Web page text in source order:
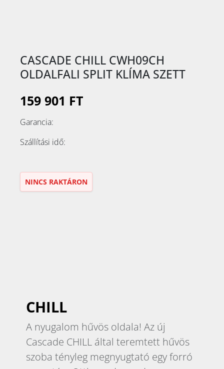
CASCADE CHILL CWH09CH
OLDALFALI SPLIT KLÍMA SZETT
159 901 FT
Garancia:
Szállítási idő:
NINCS RAKTÁRON
CHILL
A nyugalom hűvös oldala! Az új
Cascade CHILL által teremtett hűvös
szoba tényleg megnyugtató egy forró